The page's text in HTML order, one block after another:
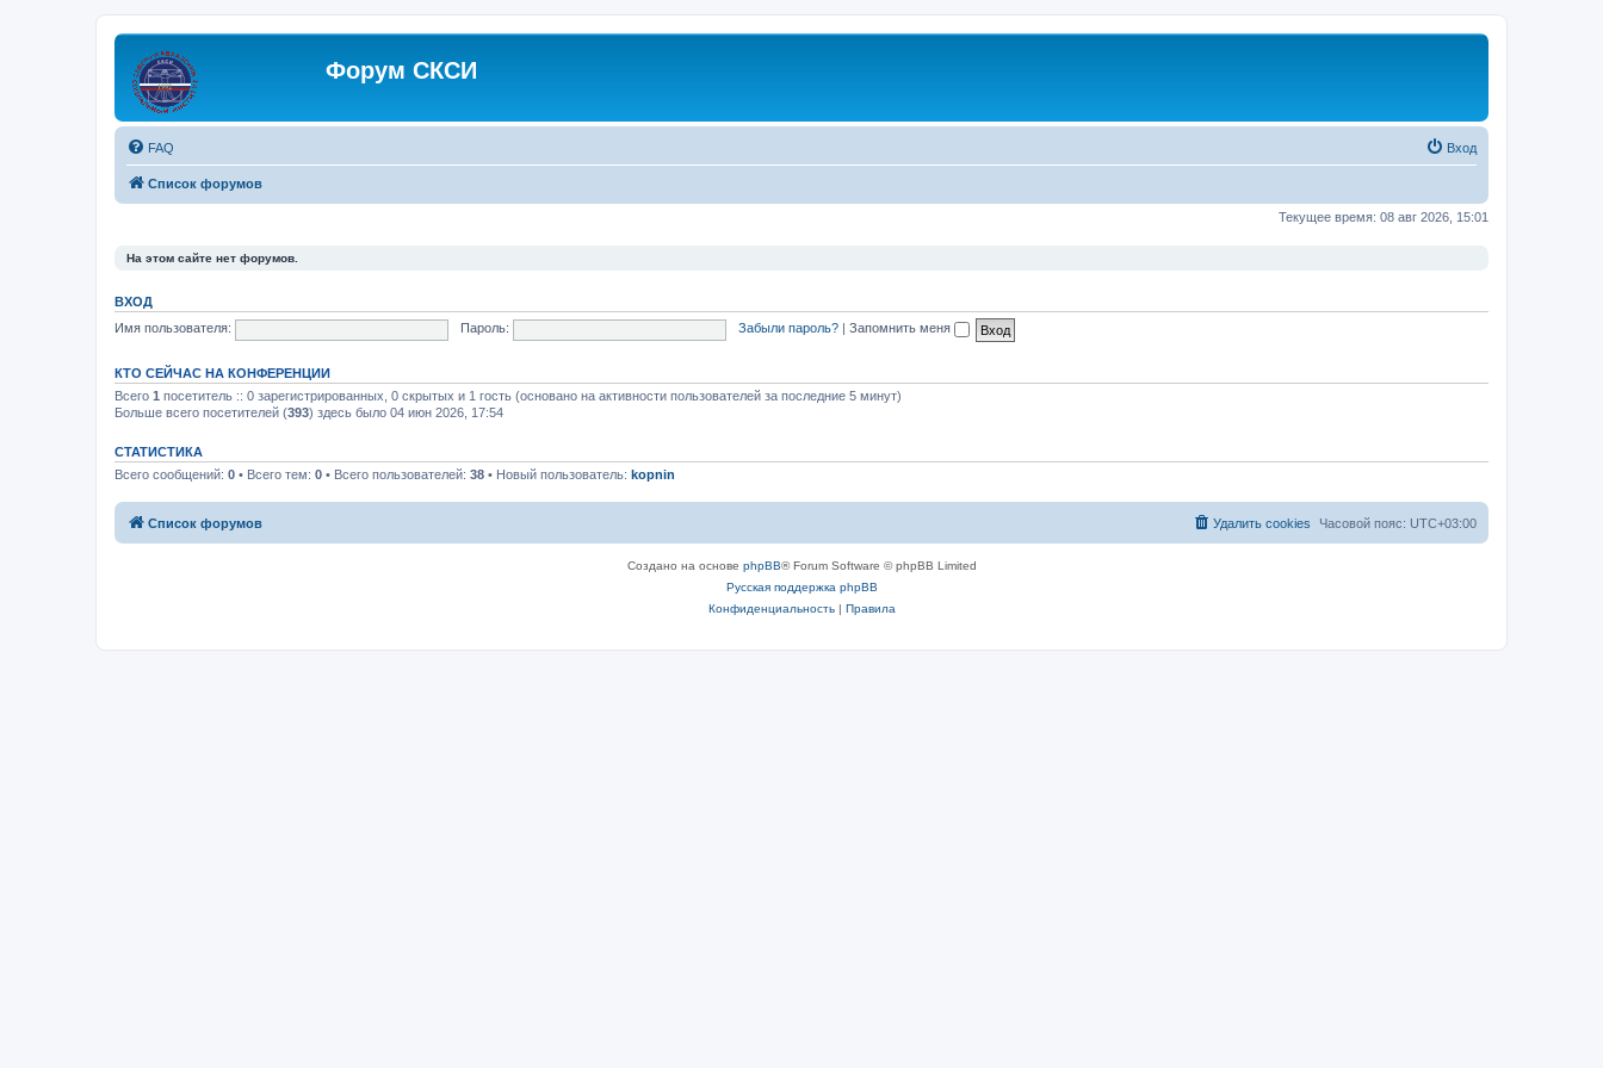
Форум СКСИ
FAQ Вход
Список форумов
Текущее время: 08 авг 2026, 15:01
На этом сайте нет форумов.
ВХОД
Имя пользователя:
Пароль: Забыли пароль? Запомнить меня
КТО СЕЙЧАС НА КОНФЕРЕНЦИИ
Всего 1 посетитель :: 0 зарегистрированных, 0 скрытых и 1 гость (основано на активности пользователей за последние 5 минут)
Больше всего посетителей (393) здесь было 04 июн 2026, 17:54
СТАТИСТИКА
Всего сообщений: 0 • Всего тем: 0 • Всего пользователей: 38 • Новый пользователь: kopnin
Список форумов Часовой пояс: UTC+03:00
Удалить cookies
Создано на основе phpBB® Forum Software © phpBB Limited
Русская поддержка phpBB
Конфиденциальность| Правила